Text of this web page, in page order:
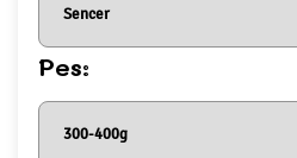
Pes: